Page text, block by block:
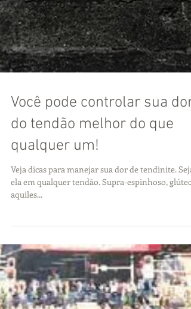
Você pode controlar sua dor
do tendão melhor do que
qualquer um!
Veja dicas para manejar sua dor de tendinite. Seja
ela em qualquer tendão. Supra-espinhoso, glúteo,
aquiles...